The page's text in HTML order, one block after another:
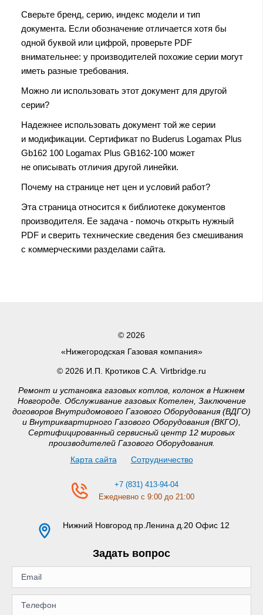
Сверьте бренд, серию, индекс модели и тип
документа. Если обозначение отличается хотя бы
одной буквой или цифрой, проверьте PDF
внимательнее: у производителей похожие серии могут
иметь разные требования.
Можно ли использовать этот документ для другой
серии?
Надежнее использовать документ той же серии
и модификации. Сертификат по Buderus Logamax Plus
Gb162 100 Logamax Plus GB162-100 может
не описывать отличия другой линейки.
Почему на странице нет цен и условий работ?
Эта страница относится к библиотеке документов
производителя. Ее задача - помочь открыть нужный
PDF и сверить технические сведения без смешивания
с коммерческими разделами сайта.
© 2026
«Нижегородская Газовая компания»
© 2026 И.П. Кротиков С.А. Virtbridge.ru
Ремонт и установка газовых котлов, колонок в Нижнем
Новгороде. Обслуживание газовых Котелен, Заключение
договоров Внутридомового Газового Оборудования (ВДГО)
и Внутриквартирного Газового Оборудования (ВКГО),
Сертифицированный сервисный центр 12 мировых
производителей Газового Оборудования.
Карта сайта
Сотрудничество
+7 (831) 413-94-04
Ежедневно с 9:00 до 21:00
Нижний Новгород пр.Ленина д.20 Офис 12
Задать вопрос